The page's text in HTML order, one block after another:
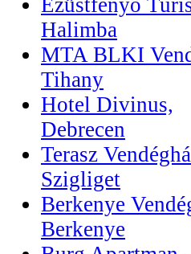
Halimba
MTA BLKI
Tihany
Hotel Divinus,
Debrecen
Terasz
Szigliget
Berkenye
Berkenye